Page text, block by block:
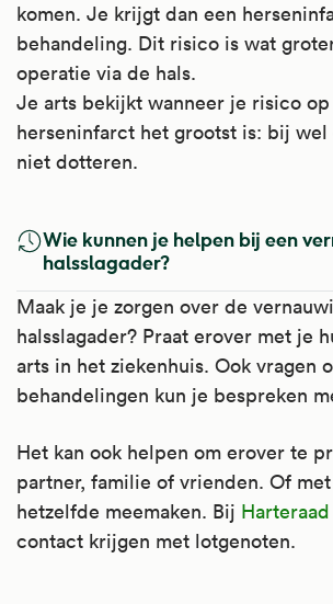
komen. Je krijgt dan een
behandeling. Dit risico is wat
operatie via de hals.
Je arts bekijkt wanneer je risico op
herseninfarct het grootst is: bij
niet dotteren.
Wie kunnen je helpen bij een
halsslagader?
Maak je je zorgen over de
halsslagader? Praat erover met je
arts in het ziekenhuis. Ook vragen
behandelingen kun je bespreken
Het kan ook helpen om erover te
partner, familie of vrienden. Of
hetzelfde meemaken. Bij Harteraad
contact krijgen met lotgenoten.